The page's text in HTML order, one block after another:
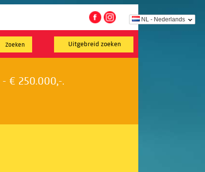
NL - Nederlands
Uitgebreid zoeken
€ 250.000,-.